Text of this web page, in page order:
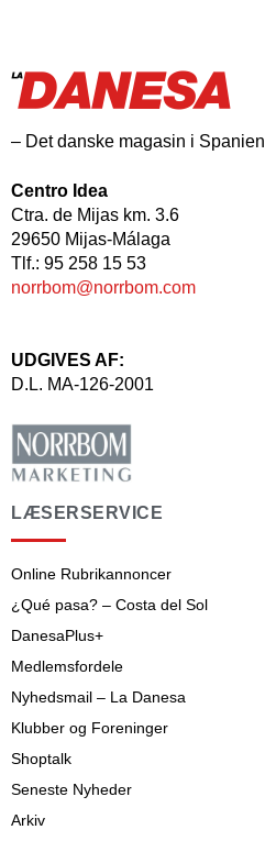
– Det danske magasin i Spanien
Centro Idea
Ctra. de Mijas km. 3.6
29650 Mijas-Málaga
Tlf.: 95 258 15 53
norrbom@norrbom.com
UDGIVES AF:
D.L. MA-126-2001
LÆSERSERVICE
Online Rubrikannoncer
¿Qué pasa? – Costa del Sol
DanesaPlus+
Medlemsfordele
Nyhedsmail – La Danesa
Klubber og Foreninger
Shoptalk
Seneste Nyheder
Arkiv